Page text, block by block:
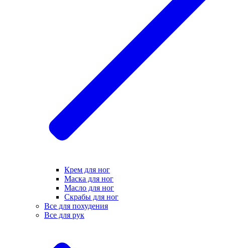
Крем для ног
Маска для ног
Масло для ног
Скрабы для ног
Все для похудения
Все для рук